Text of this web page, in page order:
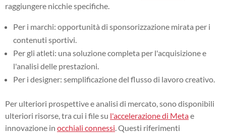
raggiungere nicchie specifiche.
Per i marchi: opportunità di sponsorizzazione mirata per i
contenuti sportivi.
Per gli atleti: una soluzione completa per l'acquisizione e
l'analisi delle prestazioni.
Per i designer: semplificazione del flusso di lavoro creativo.
Per ulteriori prospettive e analisi di mercato, sono disponibili
ulteriori risorse, tra cui i file su l'accelerazione di Metae
innovazione in occhiali connessi . Questi riferimenti